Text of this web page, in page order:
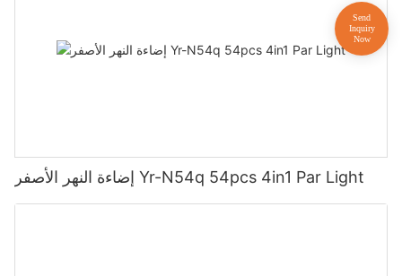
إضاءة النهر الأصفر Yr-N54q 54pcs 4in1 Par Light